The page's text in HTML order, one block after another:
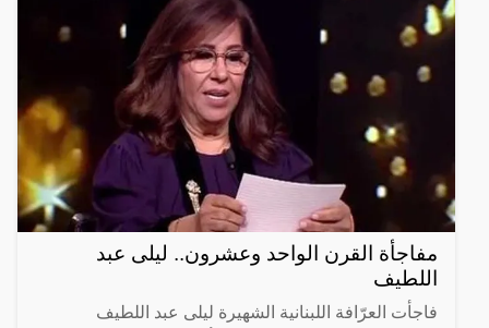
مفاجأة القرن الواحد وعشرون.. ليلى عبد
اللطيف
فاجأت العرّافة اللبنانية الشهيرة ليلى عبد اللطيف